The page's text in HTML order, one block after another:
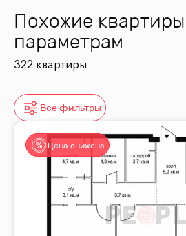
Похожие
параметрам
322 квартиры
Все фильтры
Цена снижена